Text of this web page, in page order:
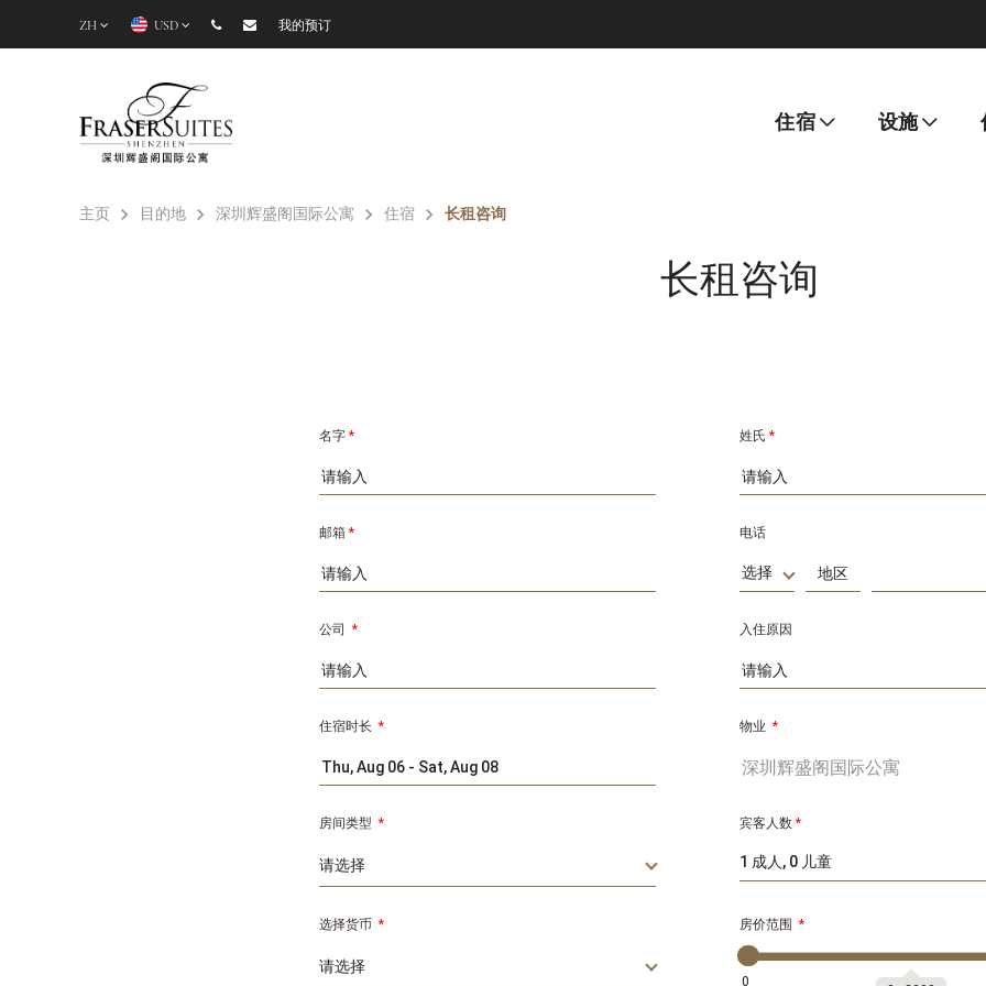
ZH USD 我的预订
住宿 设施
主页 目的地 深圳辉盛阁国际公寓 住宿 长租咨询
长租咨询
名字 * 姓氏 *
邮箱 * 电话
选择
公司 * 入住原因
住宿时长 * 物业 *
房间类型 * 宾客人数 *
1 成人, 0 儿童
选择货币 * 房价范围 *
0